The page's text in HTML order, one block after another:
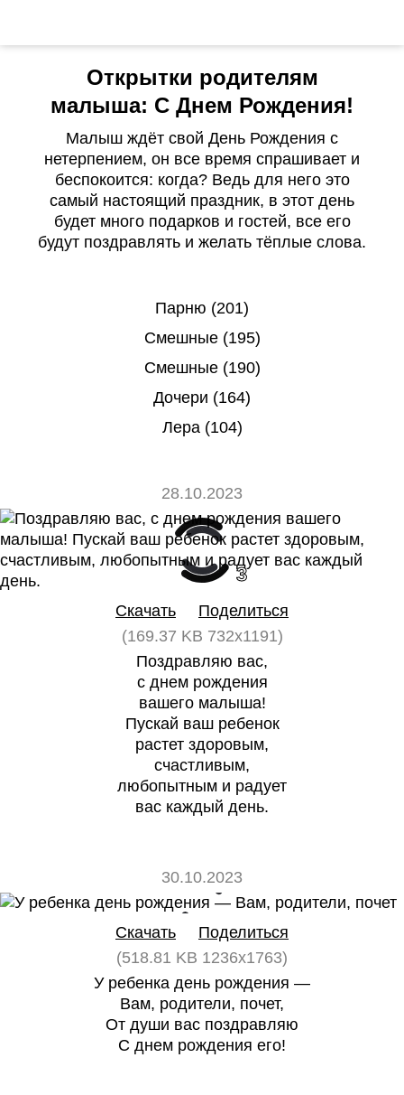
Открытки родителям
малыша: С Днем Рождения!
Малыш ждёт свой День Рождения с
нетерпением, он все время спрашивает и
беспокоится: когда? Ведь для него это
самый настоящий праздник, в этот день
будет много подарков и гостей, все его
будут поздравлять и желать тёплые слова.
Парню (201)
Смешные (195)
Смешные (190)
Дочери (164)
Лера (104)
28.10.2023
3
Скачать
Поделиться
(169.37 KB 732x1191)
Поздравляю вас,
с днем рождения
вашего малыша!
Пускай ваш ребенок
растет здоровым,
счастливым,
любопытным и радует
вас каждый день.
30.10.2023
0 0
Скачать
Поделиться
(518.81 KB 1236x1763)
У ребенка день рождения —
Вам, родители, почет,
От души вас поздравляю
С днем рождения его!